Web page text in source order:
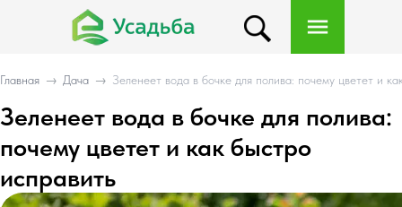
Главная → Дача → Зеленеет вода в бочке для полива: почему цветет и
Зеленеет вода в бочке для полива:
почему цветет и как быстро
исправить